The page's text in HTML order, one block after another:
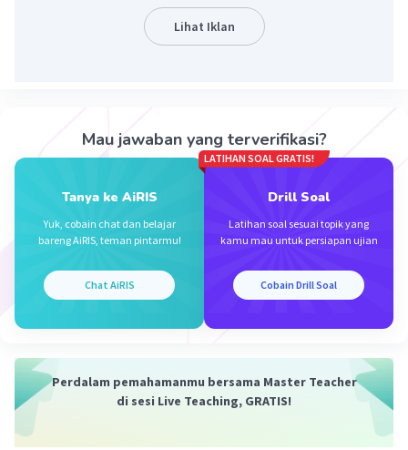
Iklan
Lihat Iklan
Mau jawaban yang terverifikasi?
Tanya ke AiRIS
Yuk, cobain chat dan belajar
bareng AiRIS, teman pintarmu!
Chat AiRIS
LATIHAN SOAL GRATIS!
Drill Soal
Latihan soal sesuai topik yang
kamu mau untuk persiapan ujian
Cobain Drill Soal
Perdalam pemahamanmu bersama Master Teacher
di sesi Live Teaching, GRATIS!